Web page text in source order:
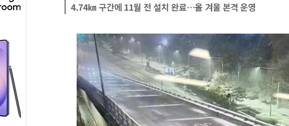
4.74㎞ 구간에 11월 전 설치 완료…올 겨울 본격 운영